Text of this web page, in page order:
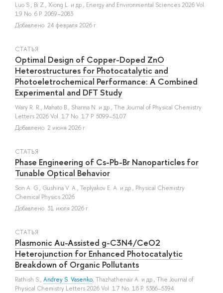
Luo S., Bi Z., Xiong L. и др., Energy and Environmental Sciences 2026 Vol.
19 No. 6 P. 2069–2083
Добавлено: 24 февраля 2026 г.
СТАТЬЯ
Optimal Design of Copper-Doped ZnO
Heterostructures for Photocatalytic and
Photoeletrochemical Performance: A Combined
Experimental and DFT Study
Wary R. R., Mahato B., Sharma N. и др., The Journal of Physical Chemistry
Letters 2026 Vol. 17 No. 17 P. 5099–5107
Добавлено: 2 июня 2026 г.
СТАТЬЯ
Phase Engineering of Cs-Pb-Br Nanoparticles for
Tunable Optical Behavior
Son A. G., Gushina V. A., Teplyakov E. A. и др., Physical Chemistry
Chemical Physics 2026
Добавлено: 31 июля 2026 г.
СТАТЬЯ
Plasmonic Au-Assisted g-C3N4/CeO2
Heterojunction for Enhanced Photocatalytic
Breakdown of Organic Pollutants
Rathish S., Andrey S. Vasenko, Thazhathenair A. и др., The Journal of
Physical Chemistry Letters 2026 Vol. 17 No. 18 P. 5386–5394